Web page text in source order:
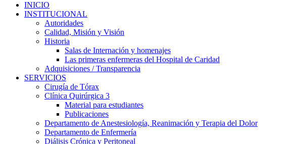
INICIO
INSTITUCIONAL
Autoridades
Calidad, Misión y Visión
Historia
Salas de Internación y homenajes
Las primeras enfermeras del Hospital de Caridad
Adquisiciones / Transparencia
SERVICIOS
Cirugía de Tórax
Clínica Quirúrgica 3
Material para estudiantes
Publicaciones
Departamento de Anestesiología, Reanimación y Terapia del Dolor
Departamento de Enfermería
Diálisis Crónica y Peritoneal